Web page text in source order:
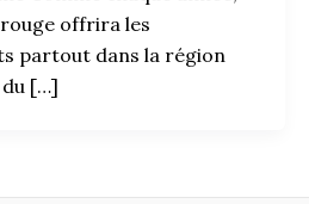
offrira les
partout dans la région
[…]